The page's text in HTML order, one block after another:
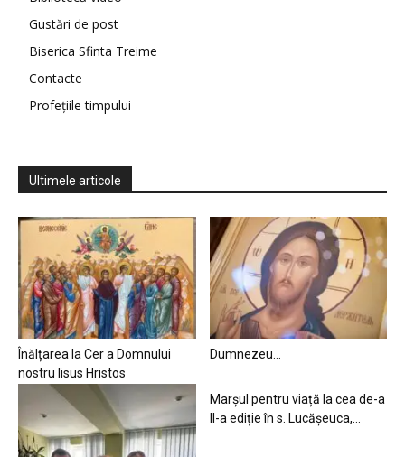
Gustări de post
Biserica Sfinta Treime
Contacte
Profețiile timpului
Ultimele articole
Înălțarea la Cer a Domnului
nostru Iisus Hristos
Dumnezeu…
Marșul pentru viață la cea de-a
II-a ediție în s. Lucășeuca,...